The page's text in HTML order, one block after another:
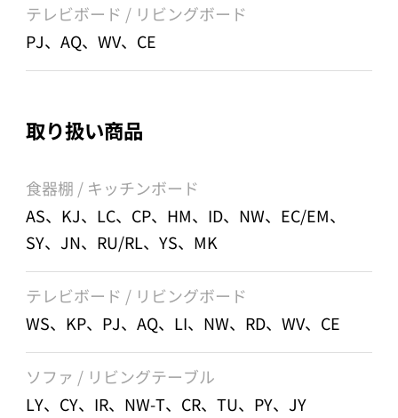
テレビボード / リビングボード
PJ、AQ、WV、CE
取り扱い商品
食器棚 / キッチンボード
AS、KJ、LC、CP、HM、ID、NW、EC/EM、
SY、JN、RU/RL、YS、MK
テレビボード / リビングボード
WS、KP、PJ、AQ、LI、NW、RD、WV、CE
ソファ / リビングテーブル
LY、CY、IR、NW-T、CR、TU、PY、JY